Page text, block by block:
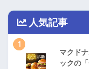
人気記事
1
マクド
ックの